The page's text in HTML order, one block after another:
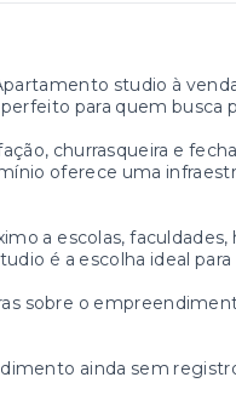
studio à
para quem
churrasqueira e
oferece uma
a escolas,
é a escolha ideal
sobre o
ainda sem